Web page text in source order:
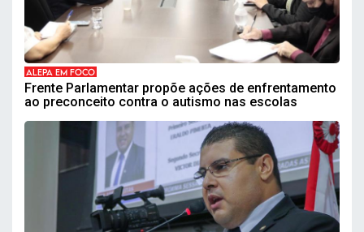
ALEPA EM FOCO
Frente Parlamentar propõe ações de enfrentamento
ao preconceito contra o autismo nas escolas